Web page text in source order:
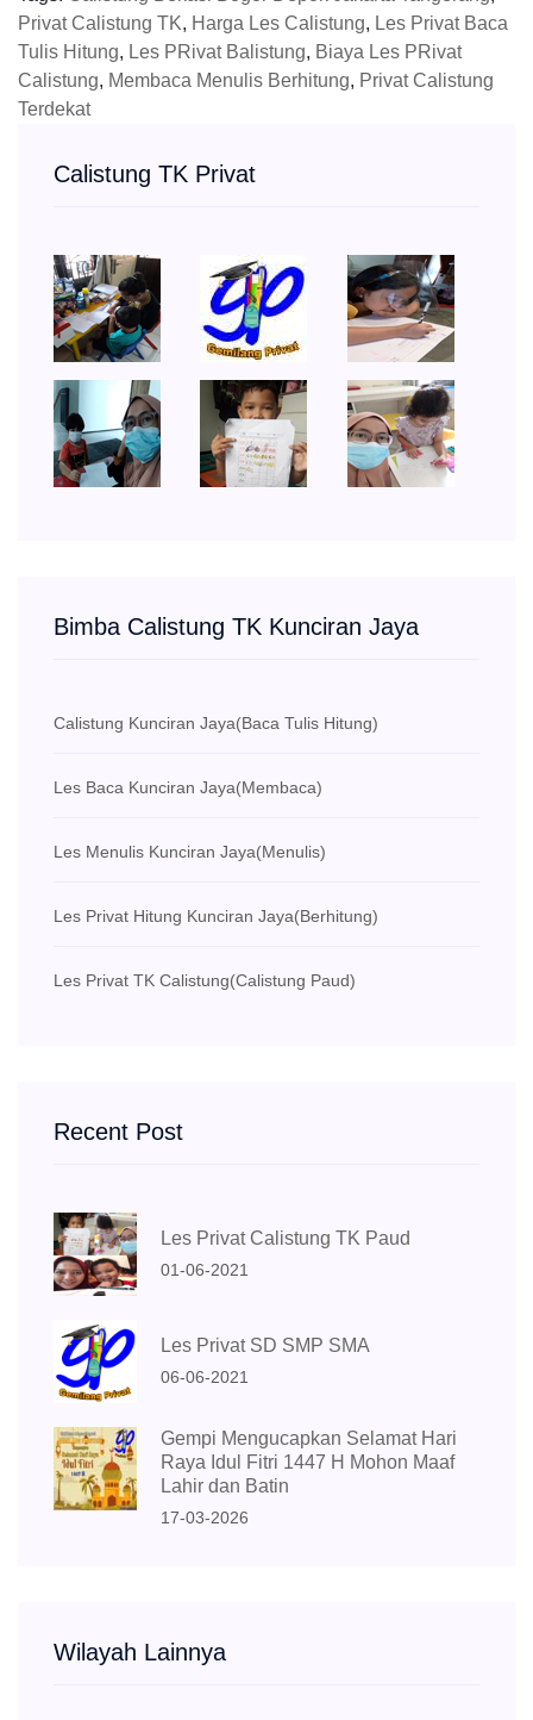
Privat Calistung TK, Harga Les Calistung, Les Privat Baca
Tulis Hitung, Les PRivat Balistung, Biaya Les PRivat
Calistung, Membaca Menulis Berhitung, Privat Calistung
Terdekat
Calistung TK Privat
Bimba Calistung TK Kunciran Jaya
Calistung Kunciran Jaya(Baca Tulis Hitung)
Les Baca Kunciran Jaya(Membaca)
Les Menulis Kunciran Jaya(Menulis)
Les Privat Hitung Kunciran Jaya(Berhitung)
Les Privat TK Calistung(Calistung Paud)
Recent Post
Les Privat Calistung TK Paud
01-06-2021
Les Privat SD SMP SMA
06-06-2021
Gempi Mengucapkan Selamat Hari
Raya Idul Fitri 1447 H Mohon Maaf
Lahir dan Batin
17-03-2026
Wilayah Lainnya